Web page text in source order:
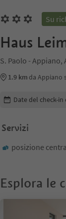
Su
Haus
S. Paolo -
1.9 km da Appiano
Modifica i dettagli
Date del check-in
Servizi
posizione
Esplora le